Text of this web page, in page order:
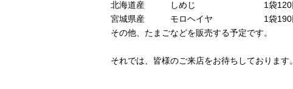
北海道産 しめじ 1袋120円（
宮城県産 モロヘイヤ 1袋190円（
その他、たまごなどを販売する予定です。
それでは、皆様のご来店をお待ちしております。